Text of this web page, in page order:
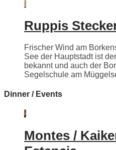
Ruppis
Frischer Wind am
See der Hauptstadt ist
bekannt und auch der
Segelschule am
Dinner / Events
Montes /